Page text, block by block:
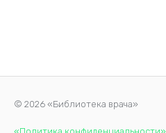
© 2026 «Библиотека врача»